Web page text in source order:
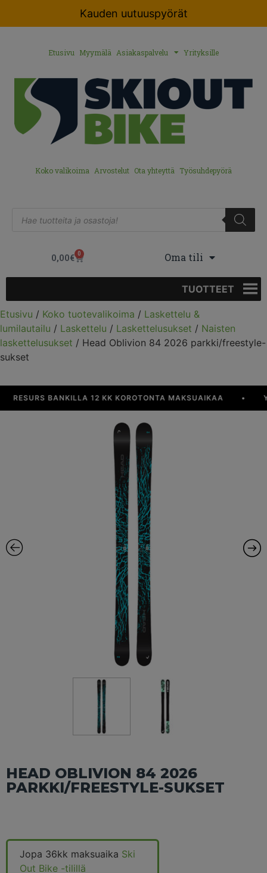
Kauden uutuuspyörät
Etusivu Myymälä Asiakaspalvelu Yrityksille
Koko valikoima Arvostelut Ota yhteyttä Työsuhdepyörä
0,00€ 0 Oma tili
TUOTTEET
Etusivu / Koko tuotevalikoima / Laskettelu &
lumilautailu / Laskettelu / Laskettelusukset / Naisten
laskettelusukset / Head Oblivion 84 2026 parkki/freestyle-
sukset
RESURS BANKILLA 12 KK KOROTONTA MAKSUAIKAA
HEAD OBLIVION 84 2026
PARKKI/FREESTYLE-SUKSET
Jopa 36kk maksuaika Ski
Out Bike -tilillä